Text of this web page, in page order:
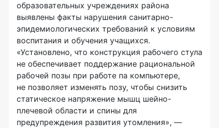
образовательных учреждениях района
выявлены факты нарушения санитарно-
эпидемиологических требований к условиям
воспитания и обучения учащихся.
«Установлено, что конструкция рабочего стула
не обеспечивает поддержание рациональной
рабочей позы при работе па компьютере,
не позволяет изменять позу, чтобы снизить
статическое напряжение мышц шейно-
плечевой области и спины для
предупреждения развития утомления», —